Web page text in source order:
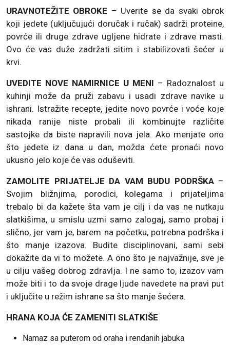
URAVNOTEŽITE OBROKE – Uverite se da svaki obrok
koji jedete (uključujući doručak i ručak) sadrži proteine,
povrće ili druge zdrave ugljene hidrate i zdrave masti.
Ovo će vas duže zadržati sitim i stabilizovati šećer u
krvi.
UVEDITE NOVE NAMIRNICE U MENI – Radoznalost u
kuhinji može da pruži zabavu i usadi zdrave navike u
ishrani. Istražite recepte, jedite novo povrće i voće koje
nikada ranije niste probali ili kombinujte različite
sastojke da biste napravili nova jela. Ako menjate ono
što jedete iz dana u dan, možda ćete pronaći novo
ukusno jelo koje će vas oduševiti.
ZAMOLITE PRIJATELJE DA VAM BUDU PODRŠKA–
Svojim bližnjima, porodici, kolegama i prijateljima
trebalo bi da kažete šta vam je cilj i da vas ne nutkaju
slatkišima, u smislu uzmi samo zalogaj, samo probaj i
slično, jer vam je, barem na početku, potrebna podrška i
što manje izazova. Budite disciplinovani, sami sebi
dokažite da vi to možete. A ono što je najvažnije, sve je
u cilju vašeg dobrog zdravlja. I ne samo to, izazov vam
može biti i to da svoje drage ljude navedete na pravi put
i uključite u režim ishrane sa što manje šećera.
HRANA KOJA ĆE ZAMENITI SLATKIŠE
Namaz sa puterom od oraha i rendanih jabuka